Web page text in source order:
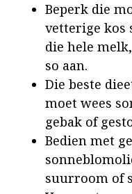
Beperk die
vetterige kos
die hele
so aan.
Die beste
moet wees
gebak of
Bedien met
suurroom of